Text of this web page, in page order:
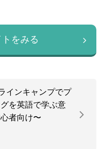
をみる
インキャンプでプ
を英語で学ぶ意
者向け〜